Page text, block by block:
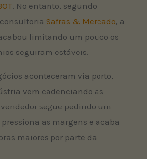
. No entanto, segundo
Safras & Mercado, a
limitando um pouco os
seguiram estáveis.
aconteceram via porto,
vem cadenciando as
segue pedindo um
as margens e acaba
maiores por parte da